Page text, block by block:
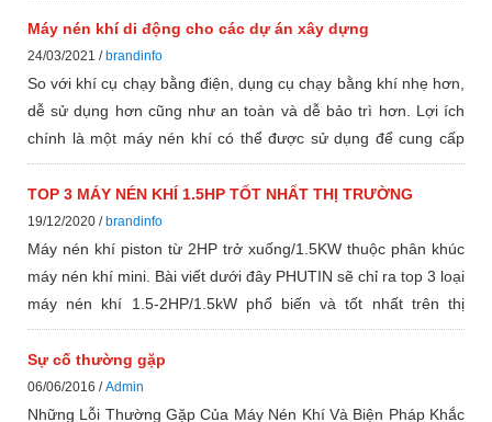
Giống như tất cả các máy móc, sau quá trình sử dụng rộng
rãi, các vấn đề hao mòn nhỏ có thể xảy ra. Tuy nhiên, nếu
những vấn đề này bị bỏ qua, chúng có thể phát triển thành
những sửa chữa lớn gây tốn kém. Chúng tôi đã tổng hợp danh
sách năm mẹo bảo dưỡng máy nén khí để đảm bảo tuổi thọ
và chức năng của hệ thống khí nén của bạn.
Máy nén khí di động cho các dự án xây dựng
24/03/2021 / brandinfo
So với khí cụ chạy bằng điện, dụng cụ chạy bằng khí nhẹ hơn,
dễ sử dụng hơn cũng như an toàn và dễ bảo trì hơn. Lợi ích
chính là một máy nén khí có thể được sử dụng để cung cấp
năng lượng cho mỗi công cụ khi cần thiết thay vì mỗi công cụ
yêu cầu nguồn điện riêng. Hơn nữa, máy nén thường êm hơn
và có ít bộ phận hơn nên dễ bảo trì hơn theo thời gian và ít
hỏng hóc hơn!
TOP 3 MÁY NÉN KHÍ 1.5HP TỐT NHẤT THỊ TRƯỜNG
19/12/2020 / brandinfo
Máy nén khí piston từ 2HP trở xuống/1.5KW thuộc phân khúc
máy nén khí mini. Bài viết dưới đây PHUTIN sẽ chỉ ra top 3 loại
máy nén khí 1.5-2HP/1.5kW phổ biến và tốt nhất trên thị
trường hiện nay.
Sự cố thường gặp
06/06/2016 /Admin
Những Lỗi Thường Gặp Của Máy Nén Khí Và Biện Pháp Khắc